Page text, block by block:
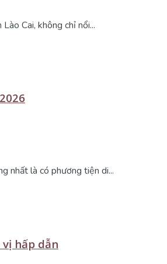
Cai, không chỉ nổi...
nhất là có phương tiện di...
hấp dẫn